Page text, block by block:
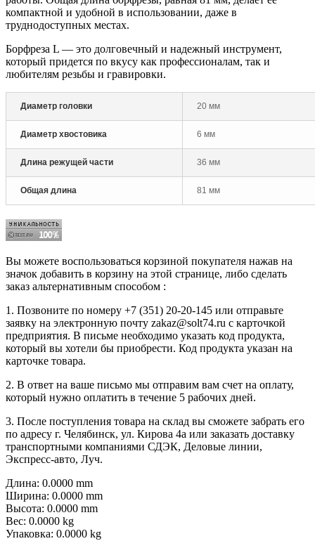
компактной и удобной в использовании, даже в
труднодоступных местах.
Борфреза L — это долговечный и надежный инструмент,
который придется по вкусу как профессионалам, так и
любителям резьбы и гравировки.
Диаметр головки 20 мм
Диаметр хвостовика 6 мм
Длина режущей части 36 мм
Общая длина 81 мм
Вы можете воспользоваться корзиной покупателя нажав на
значок добавить в корзину на этой странице, либо сделать
заказ альтернативным способом :
1. Позвоните по номеру +7 (351) 20-20-145 или отправьте
заявку на электронную почту zakaz@solt74.ru с карточкой
предприятия. В письме необходимо указать код продукта,
который вы хотели бы приобрести. Код продукта указан на
карточке товара.
2. В ответ на ваше письмо мы отправим вам счет на оплату,
который нужно оплатить в течение 5 рабочих дней.
3. После поступления товара на склад вы сможете забрать его
по адресу г. Челябинск, ул. Кирова 4а или заказать доставку
транспортными компаниями СДЭК, Деловые линии,
Экспресс-авто, Луч.
Длина: 0.0000 mm
Ширина: 0.0000 mm
Высота: 0.0000 mm
Вес: 0.0000 kg
Упаковка: 0.0000 kg